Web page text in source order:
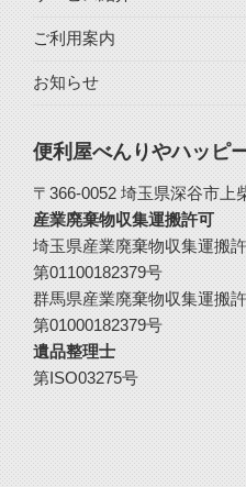
ご利用案内
お知らせ
便利屋べんりやハッピ
〒366-0052 埼玉県深谷市上
産業廃棄物収集運搬許可
埼玉県産業廃棄物収集運搬
第01100182379号
群馬県産業廃棄物収集運搬
第01000182379号
遺品整理士
第ISO03275号